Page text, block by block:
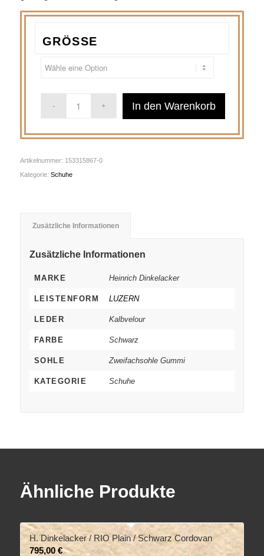
GRÖSSE
In den Warenkorb
Artikelnummer: 153315867-0
Kategorie: Schuhe
Zusätzliche Informationen
Zusätzliche Informationen
MARKE Heinrich Dinkelacker
LEISTENFORM LUZERN
LEDER Kalbvelour
FARBE Schwarz
SOHLE Zweifachsohle Gummi
KATEGORIE Schuhe
Ähnliche Produkte
H. Dinkelacker / RIO Plain / Schwarz Cordovan
795,00 €